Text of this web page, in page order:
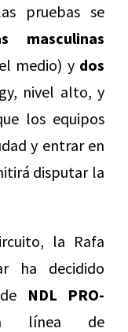
pruebas se
masculinas
medio) y dos
nivel alto, y
los equipos
y entrar en
disputar la
la Rafa
ha decidido
NDL PRO-
línea de